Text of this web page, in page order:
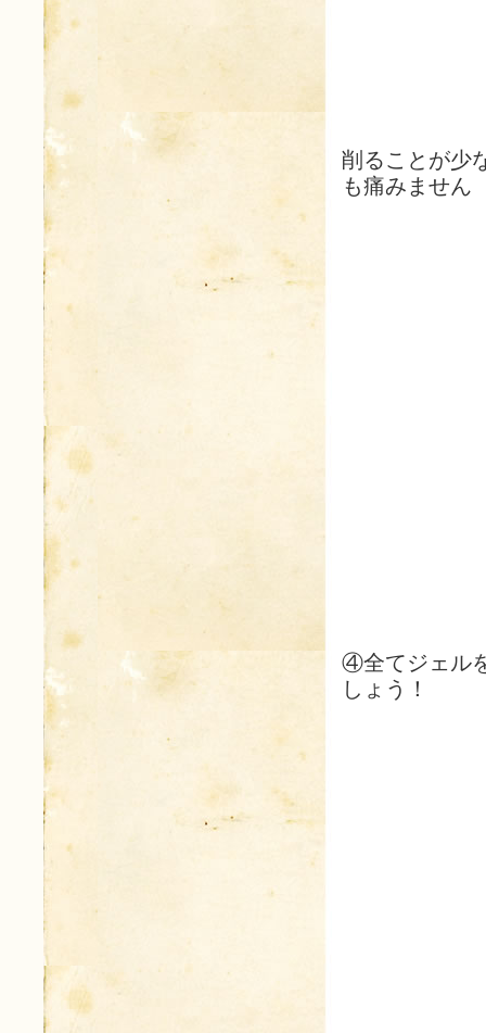
削ることが少
も痛みません
④全てジェル
しょう！